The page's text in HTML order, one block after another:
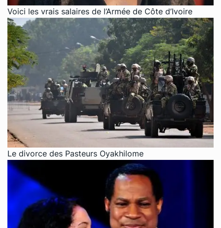
Voici les vrais salaires de l’Armée de Côte d’Ivoire
Le divorce des Pasteurs Oyakhilome